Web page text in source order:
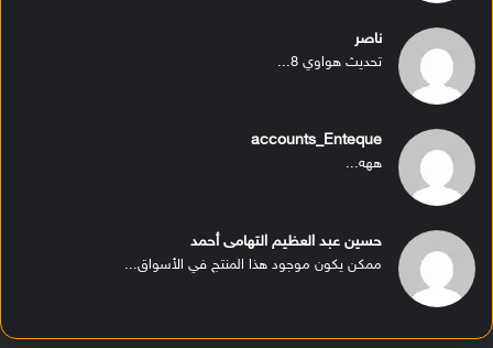
ناصر
تحديث هواوي 8...
accounts_Enteque
ههه...
حسين عبد العظيم التهامى أحمد
ممكن يكون موجود هذا المنتج في الأسواق...